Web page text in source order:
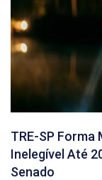
TRE-SP
Inelegível Até
Senado